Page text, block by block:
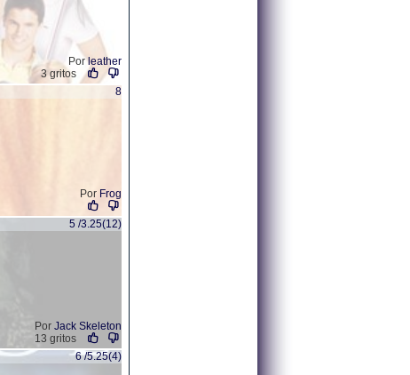
Porleather
3 gritos
8
Por Frog
5 /3.25(12)
Por Jack Skeleton
13 gritos
6 /5.25(4)